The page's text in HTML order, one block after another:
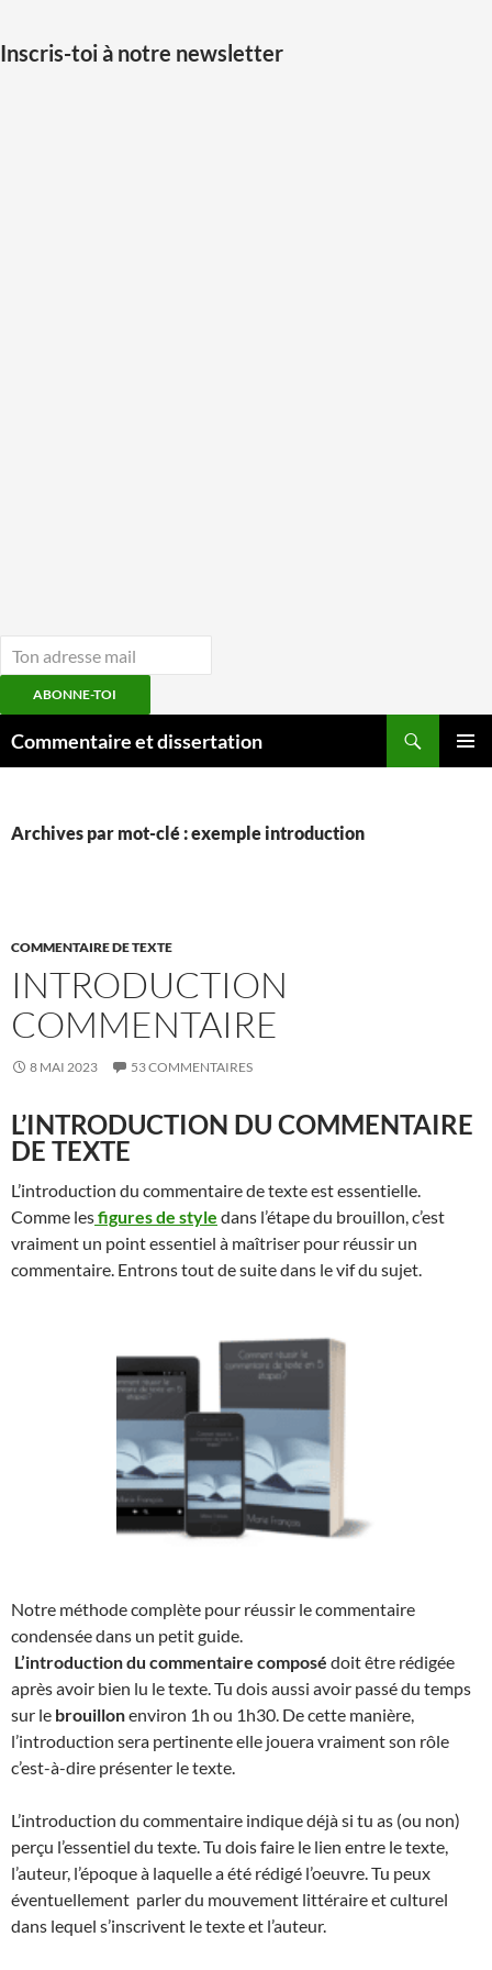
Inscris-toi à notre newsletter
ABONNE-TOI
auCommentaire et dissertation
Archives par mot-clé : exemple introduction
COMMENTAIRE DE TEXTE
INTRODUCTION
COMMENTAIRE
8 MAI 2023 53 COMMENTAIRES
L’INTRODUCTION DU COMMENTAIRE
DE TEXTE
L’introduction du commentaire de texte est essentielle.
Comme lesfigures de style dans l’étape du brouillon, c’est
vraiment un point essentiel à maîtriser pour réussir un
commentaire. Entrons tout de suite dans le vif du sujet.
Notre méthode complète pour réussir le commentaire
condensée dans un petit guide.
L’introduction du commentaire composé doit être rédigée
après avoir bien lu le texte. Tu dois aussi avoir passé du temps
sur le brouillonenviron 1h ou 1h30. De cette manière,
l’introduction sera pertinente elle jouera vraiment son rôle
c’est-à-dire présenter le texte.
L’introduction du commentaire indique déjà si tu as (ou non)
perçu l’essentiel du texte. Tu dois faire le lien entre le texte,
l’auteur, l’époque à laquelle a été rédigé l’oeuvre. Tu peux
éventuellement parler du mouvement littéraire et culturel
dans lequel s’inscrivent le texte et l’auteur.